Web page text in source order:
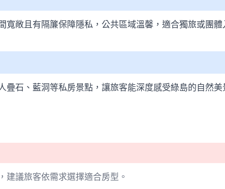
敞且有隔簾保障隱私，公共區域溫馨，適合獨旅或團體
石、藍洞等私房景點，讓旅客能深度感受綠島的自然美
建議旅客依需求選擇適合房型。